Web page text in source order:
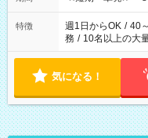
特徴 週1日からOK / 40
務 / 10名以上の大
気になる！